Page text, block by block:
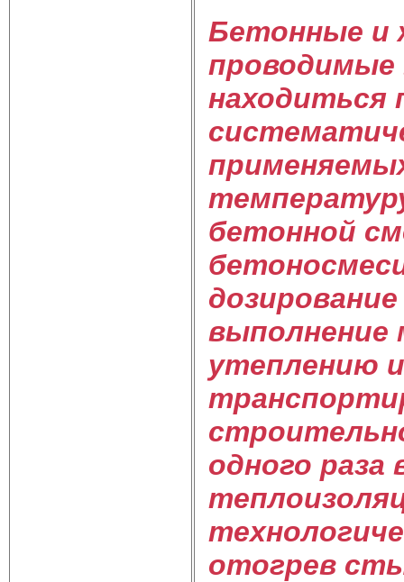
Бетонные и
проводимые
находиться
бетонной
утеплению
одного
отогрев